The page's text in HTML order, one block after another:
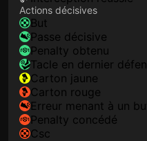
Actions décisives
but
passe décisive
penalty obtenu
tacle en dernier
carton jaune
carton rouge
erreur menant à un
penalty concédé
csc